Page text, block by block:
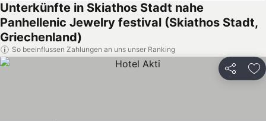
Unterkünfte in Skiathos Stadt nahe
Panhellenic Jewelry festival (Skiathos Stadt,
Griechenland)
So beeinflussen Zahlungen an uns unser Ranking
Teilen